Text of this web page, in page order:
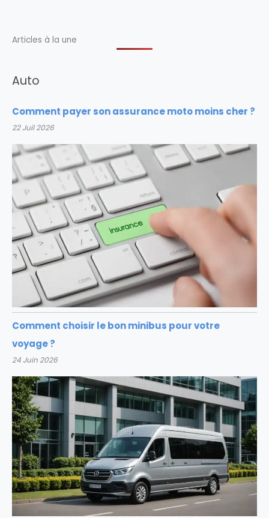
Articles à la une
Auto
Comment payer son assurance moto moins cher ?
22 Juil 2026
Comment choisir le bon minibus pour votre
voyage ?
24 Juin 2026